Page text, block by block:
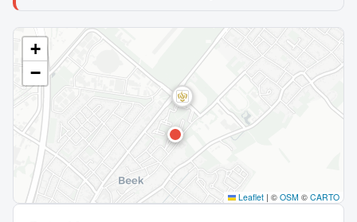
+
−
Leaflet | © OSM © CARTO